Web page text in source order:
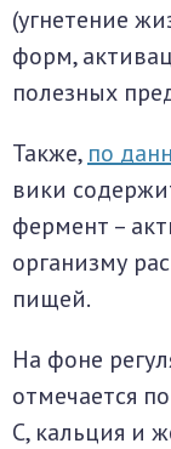
(угнетение
форм,
полезных
Также, по
вики
фермент –
организму
пищей.
На фоне
отмечается
С, кальция и